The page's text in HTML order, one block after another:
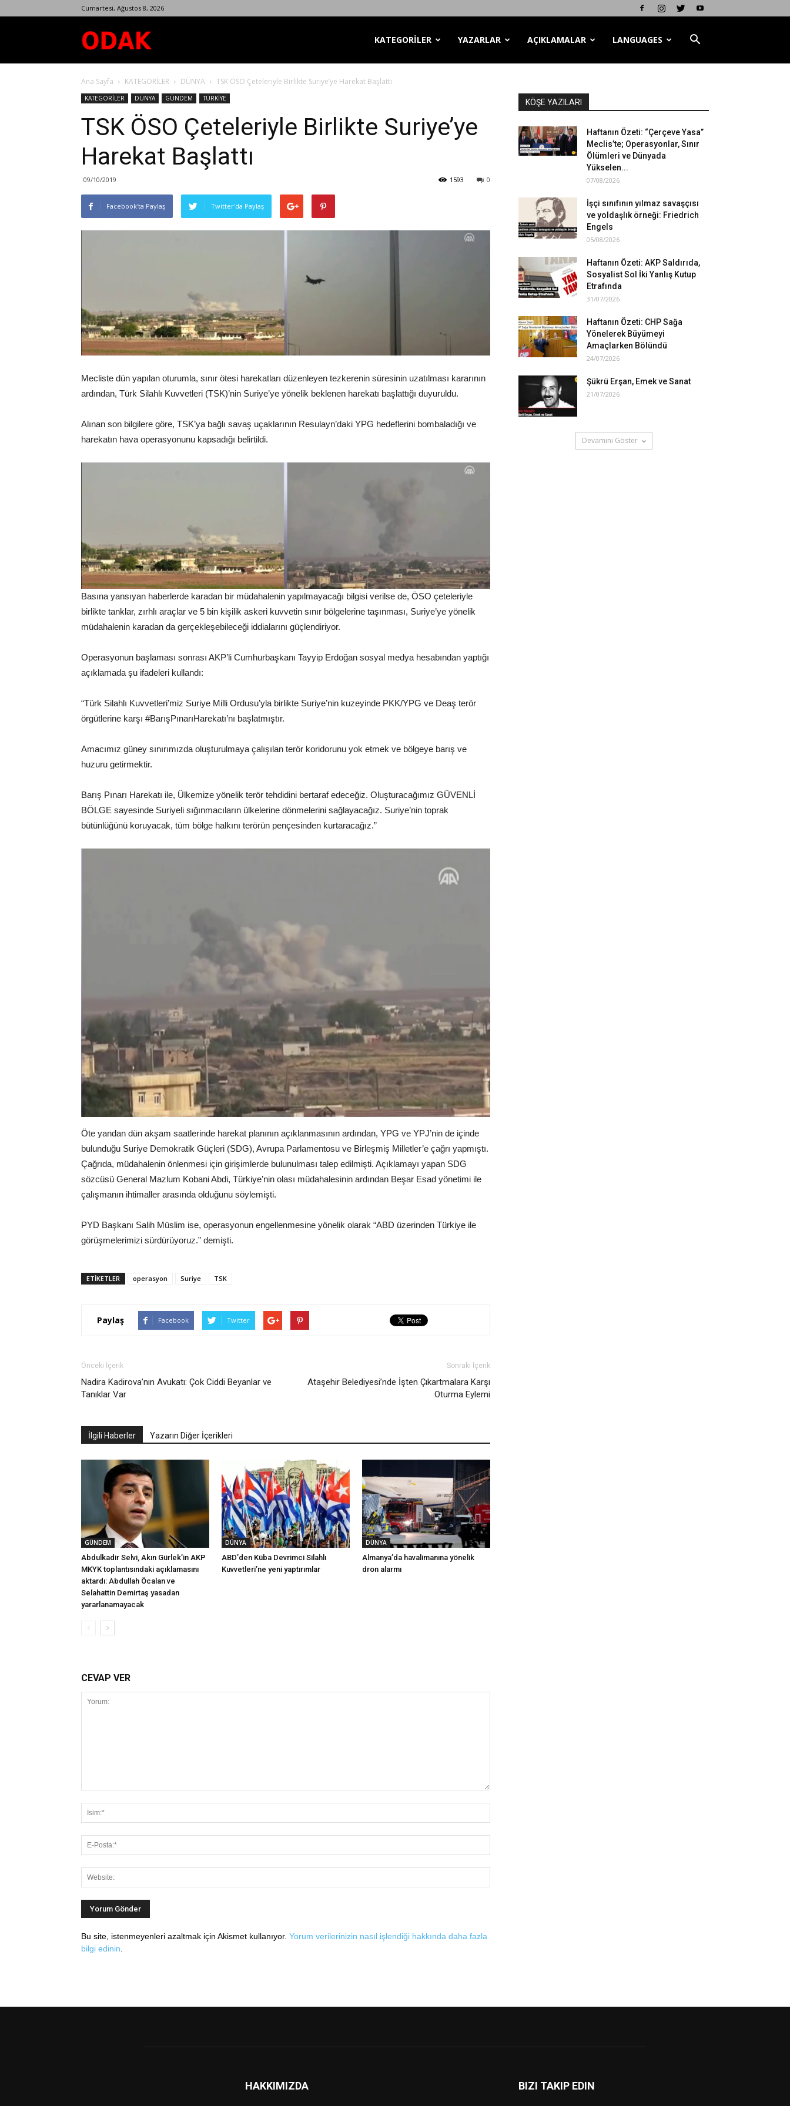
Cumartesi, Ağustos 8, 2026
Dergisi
KATEGORİLER YAZARLAR AÇIKLAMALAR LANGUAGES
Ana Sayfa KATEGORİLER DÜNYA TSK ÖSO Çeteleriyle Birlikte Suriye’ye Harekat Başlattı
KATEGORİLER DÜNYA GÜNDEM TÜRKİYE
TSK ÖSO Çeteleriyle Birlikte Suriye’ye
Harekat Başlattı
09/10/2019 0
1593
Facebook'ta Paylaş Twitter'da Paylaş
Mecliste dün yapılan oturumla, sınır ötesi harekatları düzenleyen tezkerenin süresinin uzatılması kararının
ardından, Türk Silahlı Kuvvetleri (TSK)’nin Suriye’ye yönelik beklenen harekatı başlattığı duyuruldu.
Alınan son bilgilere göre, TSK’ya bağlı savaş uçaklarının Resulayn’daki YPG hedeflerini bombaladığı ve
harekatın hava operasyonunu kapsadığı belirtildi.
Basına yansıyan haberlerde karadan bir müdahalenin yapılmayacağı bilgisi verilse de, ÖSO çeteleriyle
birlikte tanklar, zırhlı araçlar ve 5 bin kişilik askeri kuvvetin sınır bölgelerine taşınması, Suriye’ye yönelik
müdahalenin karadan da gerçekleşebileceği iddialarını güçlendiriyor.
Operasyonun başlaması sonrası AKP’li Cumhurbaşkanı Tayyip Erdoğan sosyal medya hesabından yaptığı
açıklamada şu ifadeleri kullandı:
“Türk Silahlı Kuvvetleri’miz Suriye Milli Ordusu’yla birlikte Suriye’nin kuzeyinde PKK/YPG ve Deaş terör
örgütlerine karşı #BarışPınarıHarekatı’nı başlatmıştır.
Amacımız güney sınırımızda oluşturulmaya çalışılan terör koridorunu yok etmek ve bölgeye barış ve
huzuru getirmektir.
Barış Pınarı Harekatı ile, Ülkemize yönelik terör tehdidini bertaraf edeceğiz. Oluşturacağımız GÜVENLİ
BÖLGE sayesinde Suriyeli sığınmacıların ülkelerine dönmelerini sağlayacağız. Suriye’nin toprak
bütünlüğünü koruyacak, tüm bölge halkını terörün pençesinden kurtaracağız.”
Öte yandan dün akşam saatlerinde harekat planının açıklanmasının ardından, YPG ve YPJ’nin de içinde
bulunduğu Suriye Demokratik Güçleri (SDG), Avrupa Parlamentosu ve Birleşmiş Milletler’e çağrı yapmıştı.
Çağrıda, müdahalenin önlenmesi için girişimlerde bulunulması talep edilmişti. Açıklamayı yapan SDG
sözcüsü General Mazlum Kobani Abdi, Türkiye’nin olası müdahalesinin ardından Beşar Esad yönetimi ile
çalışmanın ihtimaller arasında olduğunu söylemişti.
PYD Başkanı Salih Müslim ise, operasyonun engellenmesine yönelik olarak “ABD üzerinden Türkiye ile
görüşmelerimizi sürdürüyoruz.” demişti.
ETIKETLER operasyon Suriye TSK
Paylaş Facebook Twitter
Önceki İçerik
Nadira Kadirova’nın Avukatı: Çok Ciddi Beyanlar ve
Tanıklar Var
Sonraki İçerik
Ataşehir Belediyesi’nde İşten Çıkartmalara Karşı
Oturma Eylemi
İlgili Haberler Yazarın Diğer İçerikleri
GÜNDEM
Abdulkadir Selvi, Akın Gürlek’in AKP
MKYK toplantısındaki açıklamasını
aktardı: Abdullah Öcalan ve
Selahattin Demirtaş yasadan
yararlanamayacak
DÜNYA
ABD’den Küba Devrimci Silahlı
Kuvvetleri’ne yeni yaptırımlar
DÜNYA
Almanya’da havalimanına yönelik
dron alarmı
CEVAP VER
Bu site, istenmeyenleri azaltmak için Akismet kullanıyor. Yorum verilerinizin nasıl işlendiği hakkında daha fazla
bilgi edinin
KÖŞE YAZILARI
Haftanın Özeti: “Çerçeve Yasa”
Meclis’te; Operasyonlar, Sınır
Ölümleri ve Dünyada
Yükselen...
07/08/2026
İşçi sınıfının yılmaz savaşçısı
ve yoldaşlık örneği: Friedrich
Engels
05/08/2026
Haftanın Özeti: AKP Saldırıda,
Sosyalist Sol İki Yanlış Kutup
Etrafında
31/07/2026
Haftanın Özeti: CHP Sağa
Yönelerek Büyümeyi
Amaçlarken Bölündü
24/07/2026
Şükrü Erşan, Emek ve Sanat
21/07/2026
Devamını Göster
HAKKIMIZDA BIZI TAKIP EDIN